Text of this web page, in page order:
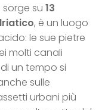
sorge su 13
, è un luogo
le sue pietre
molti canali
un tempo si
sulle
urbani più